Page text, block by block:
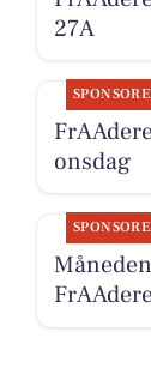
27A
onsdag